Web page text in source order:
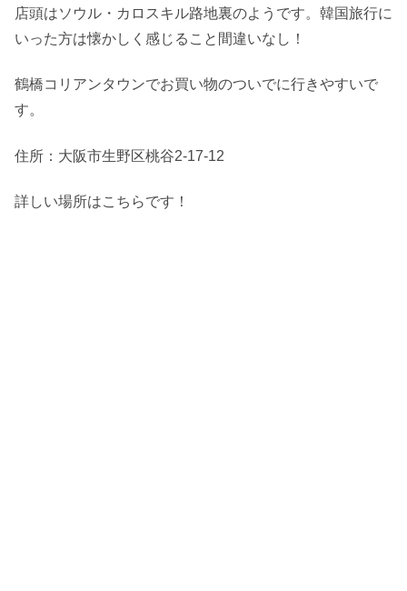
店頭はソウル・カロスキル路地裏のようです。韓国旅行に
いった方は懐かしく感じること間違いなし！
鶴橋コリアンタウンでお買い物のついでに行きやすいで
す。
住所：大阪市生野区桃谷2-17-12
詳しい場所はこちらです！